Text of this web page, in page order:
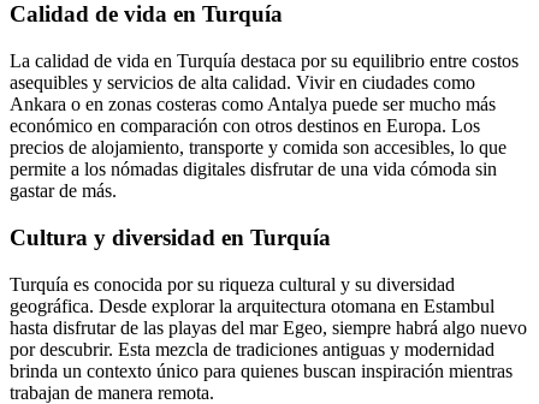
Calidad de vida en Turquía
La calidad de vida en Turquía destaca por su equilibrio entre costos
asequibles y servicios de alta calidad. Vivir en ciudades como
Ankara o en zonas costeras como Antalya puede ser mucho más
económico en comparación con otros destinos en Europa. Los
precios de alojamiento, transporte y comida son accesibles, lo que
permite a los nómadas digitales disfrutar de una vida cómoda sin
gastar de más.
Cultura y diversidad en Turquía
Turquía es conocida por su riqueza cultural y su diversidad
geográfica. Desde explorar la arquitectura otomana en Estambul
hasta disfrutar de las playas del mar Egeo, siempre habrá algo nuevo
por descubrir. Esta mezcla de tradiciones antiguas y modernidad
brinda un contexto único para quienes buscan inspiración mientras
trabajan de manera remota.